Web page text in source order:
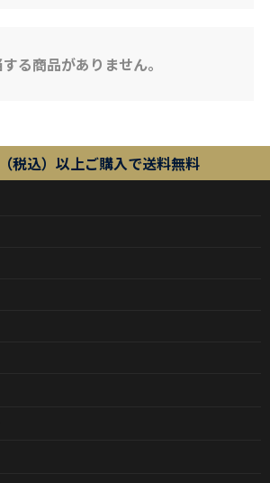
る商品がありません。
税込）以上ご購入で送料無料